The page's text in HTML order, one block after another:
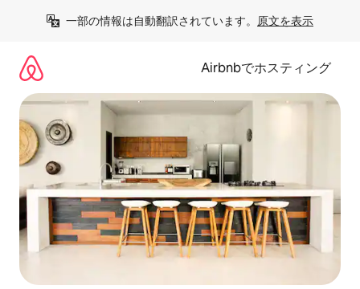
一部の情報は自動翻訳されています。 原文を表示
Airbnbでホスティング